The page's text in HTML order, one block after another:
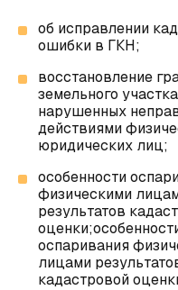
об исправлении
ошибки в ГКН;
восстановление
земельного участка
нарушенных
действиями
юридических лиц;
особенности
физическими
результатов
оспаривания
лицами
кадастровой